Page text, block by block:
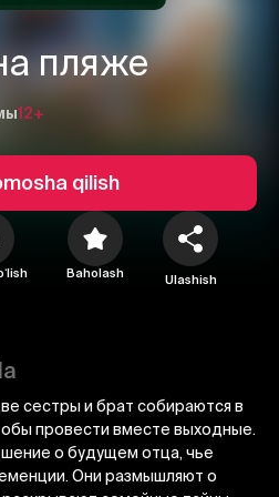
пляже
12+
qilish
Baholash Ulashish
сестры и брат собираются в
провести вместе выходные.
о будущем отца, чье
Они размышляют о
1 2 3